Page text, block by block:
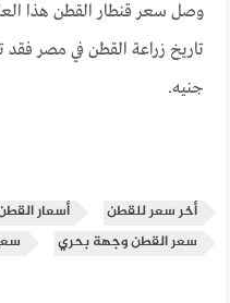
وصل سعر قنطار القطن هذا
جنيه.
أخر سعر للقطن أسعار
سعر القطن وجهة بحري